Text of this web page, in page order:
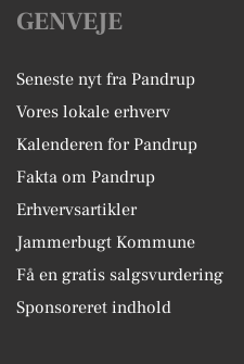
GENVEJE
Seneste nyt fra Pandrup
Vores lokale erhverv
Kalenderen for Pandrup
Fakta om Pandrup
Erhvervsartikler
Jammerbugt Kommune
Få en gratis salgsvurdering
Sponsoreret indhold